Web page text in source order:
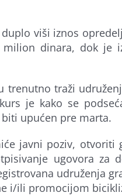
viši iznos
dinara, dok je
trenutno traži
je kako se
upućen pre marta.
javni poziv, otvoriti
ugovora za
udruženja
i/ili promocijom